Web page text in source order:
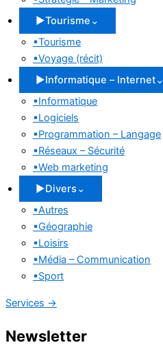
▶Tourisme ⌄
▪Tourisme
▪Voyage (récit)
▶Informatique – Internet⌄
▪Informatique
▪Logiciels
▪Programmation – Langage
▪Réseaux – Sécurité
▪Web marketing
▶Divers ⌄
▪Autres
▪Géographie
▪Loisirs
▪Média – Communication
▪Sport
Services →
Newsletter